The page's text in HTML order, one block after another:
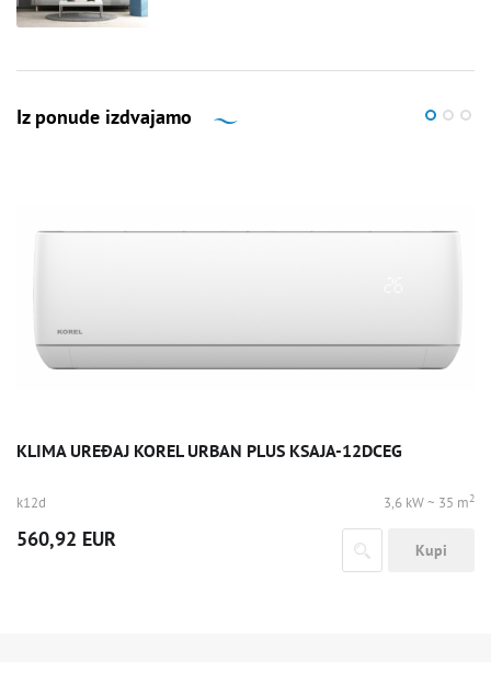
Iz ponude izdvajamo
KLIMA UREĐAJ KOREL URBAN PLUS KSAJA-12DCEG
k12d 3,6 kW ~ 35 m2
560,92 EUR Kupi